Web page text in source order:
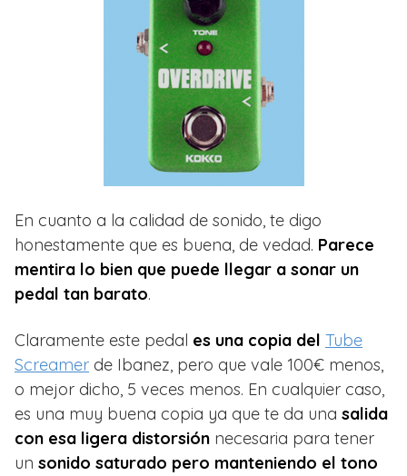
En cuanto a la calidad de sonido, te digo
honestamente que es buena, de vedad. Parece
mentira lo bien que puede llegar a sonar un
pedal tan barato.
Claramente este pedal es una copia del Tube
Screamer de Ibanez, pero que vale 100€ menos,
o mejor dicho, 5 veces menos. En cualquier caso,
es una muy buena copia ya que te da una salida
con esa ligera distorsión necesaria para tener
un sonido saturado pero manteniendo el tono